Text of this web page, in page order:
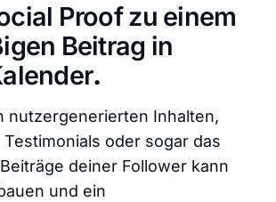
Proof zu einem
Beitrag in
.
nutzergenerierten Inhalten,
oder sogar das
deiner Follower kann
und ein